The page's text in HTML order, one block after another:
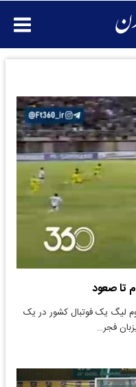
تا صعود
لیگ یک فوتبال کشور در یک